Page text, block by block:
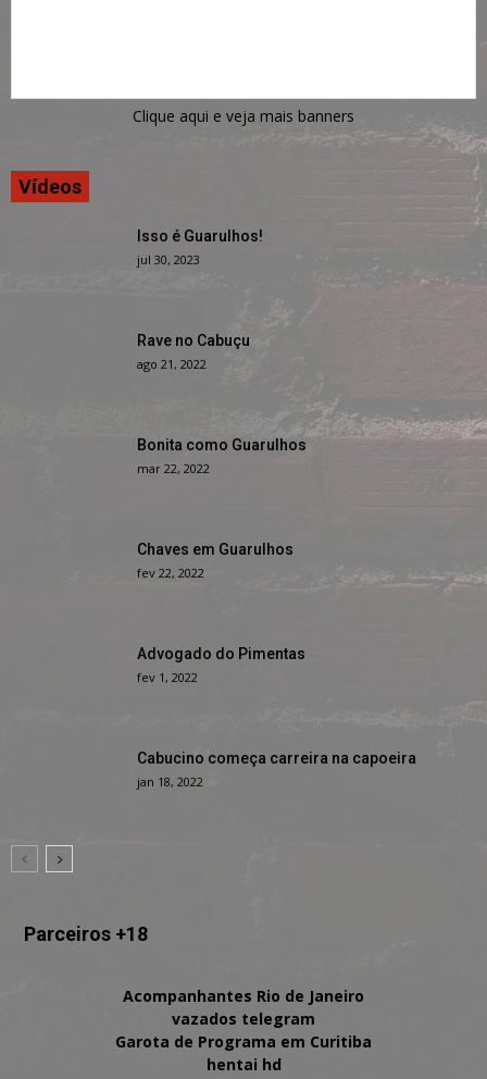
Clique aqui e veja mais banners
Vídeos
Isso é Guarulhos!
jul 30, 2023
Rave no Cabuçu
ago 21, 2022
Bonita como Guarulhos
mar 22, 2022
Chaves em Guarulhos
fev 22, 2022
Advogado do Pimentas
fev 1, 2022
Cabucino começa carreira na capoeira
jan 18, 2022
Parceiros +18
Acompanhantes Rio de Janeiro
vazados telegram
Garota de Programa em Curitiba
hentai hd